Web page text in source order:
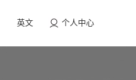
个人中心
英文